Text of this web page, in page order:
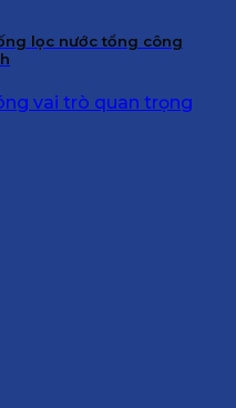
lọc nước tổng công
vai trò quan trọng